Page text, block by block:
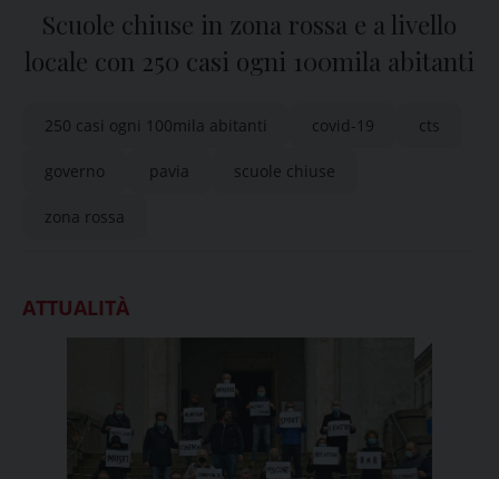
Scuole chiuse in zona rossa e a livello
locale con 250 casi ogni 100mila abitanti
250 casi ogni 100mila abitanti covid-19 cts
governo pavia scuole chiuse
zona rossa
ATTUALITÀ